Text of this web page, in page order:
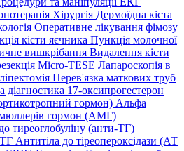
Хірургія Дермоїдна кіста
Оперативне лікування фімозу
кісти яєчника Пункція молочної
вишкрібання Видалення кісти
Micro-TESE Лапароскопія в
Перев'язка маткових труб
діагностика 17-оксипрогестерон
гормон) Альфа
гормон (АМГ)
тиреоглобуліну (анти-ТГ)
Антитіла до тіреопероксідази (АТ